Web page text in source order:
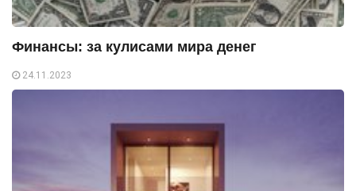
Финансы: за кулисами мира денег
24.11.2023